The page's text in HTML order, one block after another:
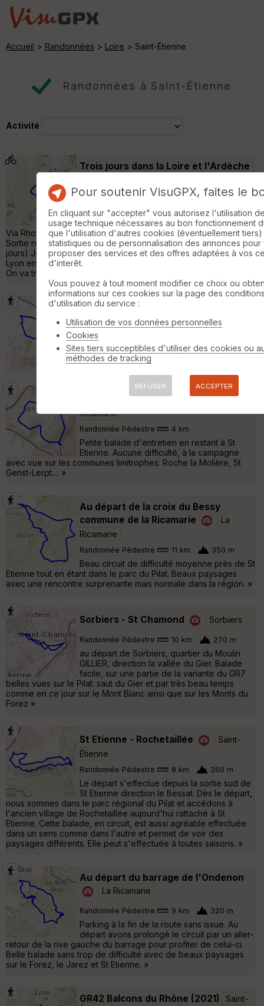
Accueil > Randonnées > Loire > Saint-Étienne
Randonnées à Saint-Étienne
Activité
Trois jours dans la Loire et l'Ardèche
3960 m
Traversée du Pilat + Traversée de la Loire
par la passerelle du Lignon + Dolce Via et
Via Rhona Sortie dure (gros dénivelé + chemin typé VTT)
Sortie réalisée en gravel saccoche du 1er au 3 avril 2026 (3
jours) Jour 1 : Lyon -> St Etienne [100km / 2200m] On part de
Lyon en longeant le Rhône, arrivé à Givors on commence le dûr.
On va traverser le Pilat en prenant un maximum de chem »
La Ricamarie
Randonnée Pédestre 8 km 180 m
Au départ du Géant Casino circuit facile
Historique en mémoire des mineurs "au
Brûlé" et du puits de mine des "Combes" »
Autour du mont Salson
La
Ricamarie
Randonnée Pédestre 4 km
Petite balade d'entretien en restant à St
Etienne. Aucune difficulté, à la campagne
avec vue sur les communes limitrophes: Roche la Molière, St
Genst-Lerpt.... »
Au départ de la croix du Bessy
commune de la Ricamarie
La
Ricamarie
Randonnée Pédestre 11 km 350 m
Beau circuit de difficulté moyenne près de St
Etienne tout en étant dans le parc du Pilat. Beaux paysages
avec une rencontre surprenante mais normale dans la région. »
Sorbiers - St Chamond Sorbiers
Randonnée Pédestre 10 km 270 m
au départ de Sorbiers, quartier du Moulin
GILLIER, direction la vallée du Gier. Balade
facile, sur une partie de la variante du GR7
belles vues sur le Pilat: saut du Gier et par très beau temps
comme en ce jour sur le Mont Blanc ainsi que sur les Monts du
Forez »
St Etienne - Rochetaillée
Saint-
Étienne
Randonnée Pédestre 8 km 260 m
Le départ s'effectue depuis la sortie sud de
St Etienne direction le Bessat. Dès le départ,
nous sommes dans le parc régional du Pilat et accédons à
l'ancien village de Rochetaillée aujourd'hui rattaché à St
Etienne. Cette balade, en circuit, est aussi agréable effectuée
dans un sens comme dans l'autre et permet de voir des
paysages différents. Elle peut s'effectuée à toutes saisons. »
Au départ du barrage de l'Ondenon
La Ricamarie
Randonnée Pédestre 9 km 320 m
Parking à la fin de la route sans issue. Au
départ avons prolongé le circuit par un aller-
retour de la rive gauche du barrage pour profiter de celui-ci.
Belle balade sans trop de difficulté avec de beaux paysages
sur le Forez, le Jarez et St Etienne. »
GR42 Balcons du Rhône (2021)
Saint-
Pour soutenir VisuGPX, faites le
En cliquant sur "accepter" vous autorisez l'utilisation
usage technique nécessaires au bon fonctionnement
que l'utilisation d'autres cookies (éventuellement
statistiques ou de personnalisation des annonces pour
proposer des services et des offres adaptées à vos
d'interêt.
Vous pouvez à tout moment modifier ce choix ou
informations sur ces cookies sur la page des
d'utilisation du service :
Utilisation de vos données personnelles
Cookies
Sites tiers succeptibles d'utiliser des cookies ou
méthodes de tracking
REFUSER ACCEPTER